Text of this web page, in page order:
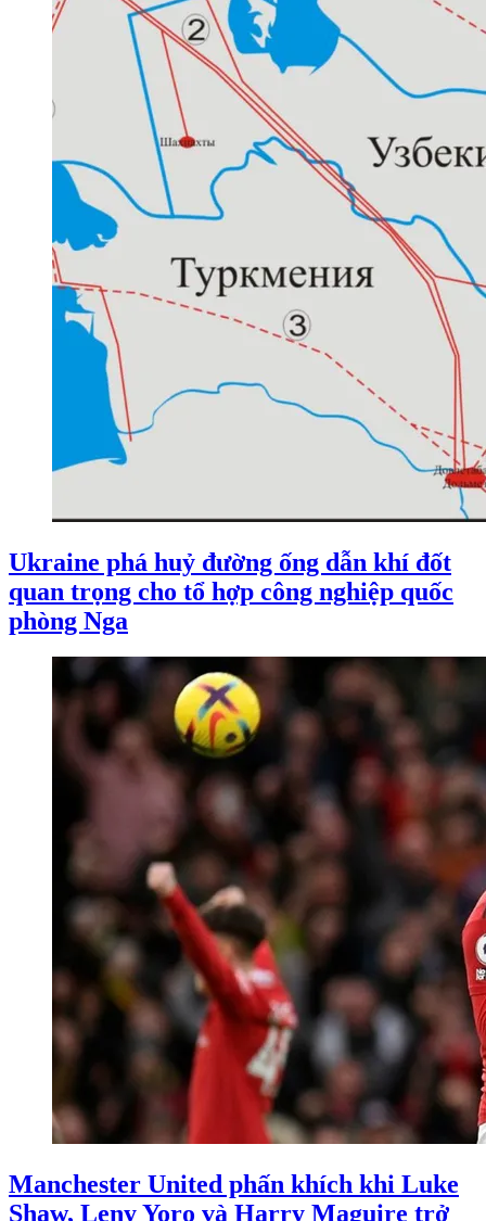
Ukraine phá huỷ đường ống dẫn khí đốt
quan trọng cho tổ hợp công nghiệp quốc
phòng Nga
Manchester United phấn khích khi Luke
Shaw, Leny Yoro và Harry Maguire trở